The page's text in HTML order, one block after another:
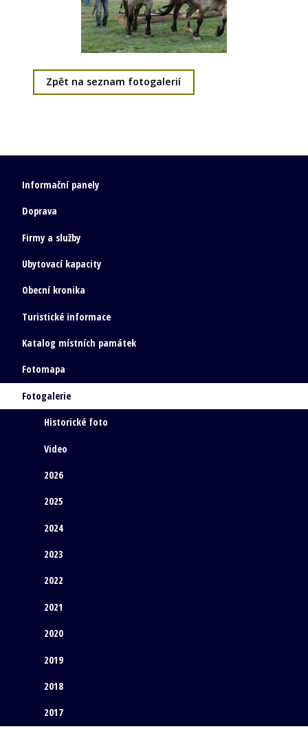
Zpět na seznam fotogalerií
Informační panely
Doprava
Firmy a služby
Ubytovací kapacity
Obecní kronika
Turistické informace
Katalog místních památek
Fotomapa
Fotogalerie
Historické foto
Video
2026
2025
2024
2023
2022
2021
2020
2019
2018
2017